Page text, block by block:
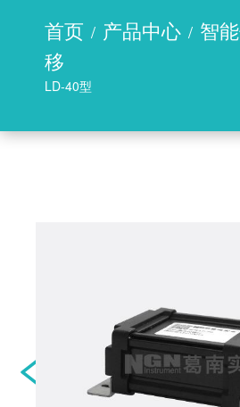
读数仪
读数仪云平台
水库建设及运行初期安全管理平台
首页 / 产品中心 / 智
移
LD-40型